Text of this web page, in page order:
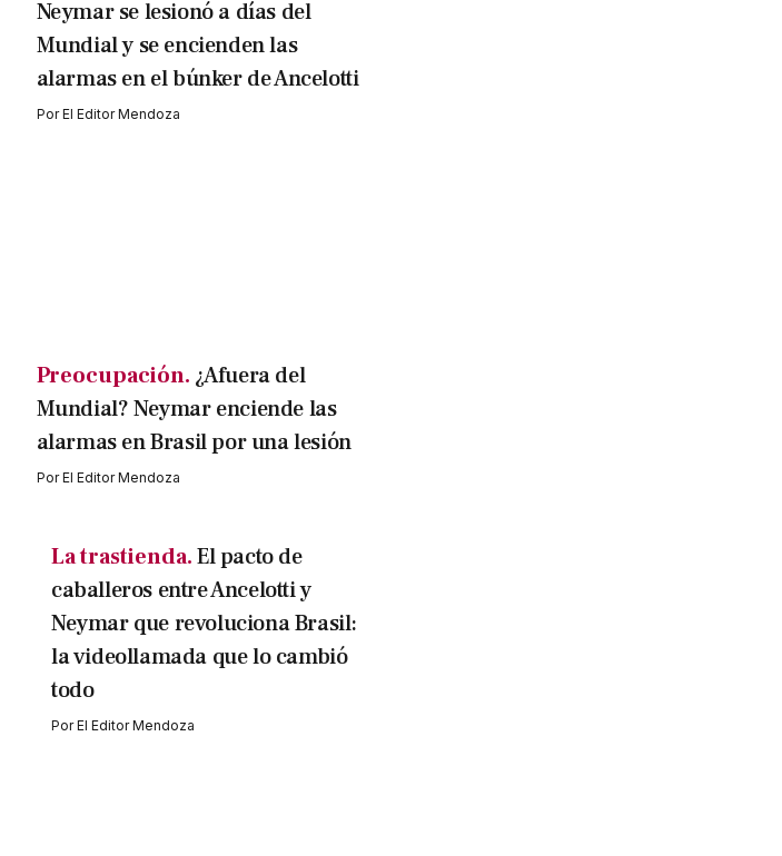
Neymar se lesionó a días del
Mundial y se encienden las
alarmas en el búnker de Ancelotti
PorEl Editor Mendoza
Preocupación. ¿Afuera del
Mundial? Neymar enciende las
alarmas en Brasil por una lesión
PorEl Editor Mendoza
La trastienda.El pacto de
caballeros entre Ancelotti y
Neymar que revoluciona Brasil:
la videollamada que lo cambió
todo
PorEl Editor Mendoza